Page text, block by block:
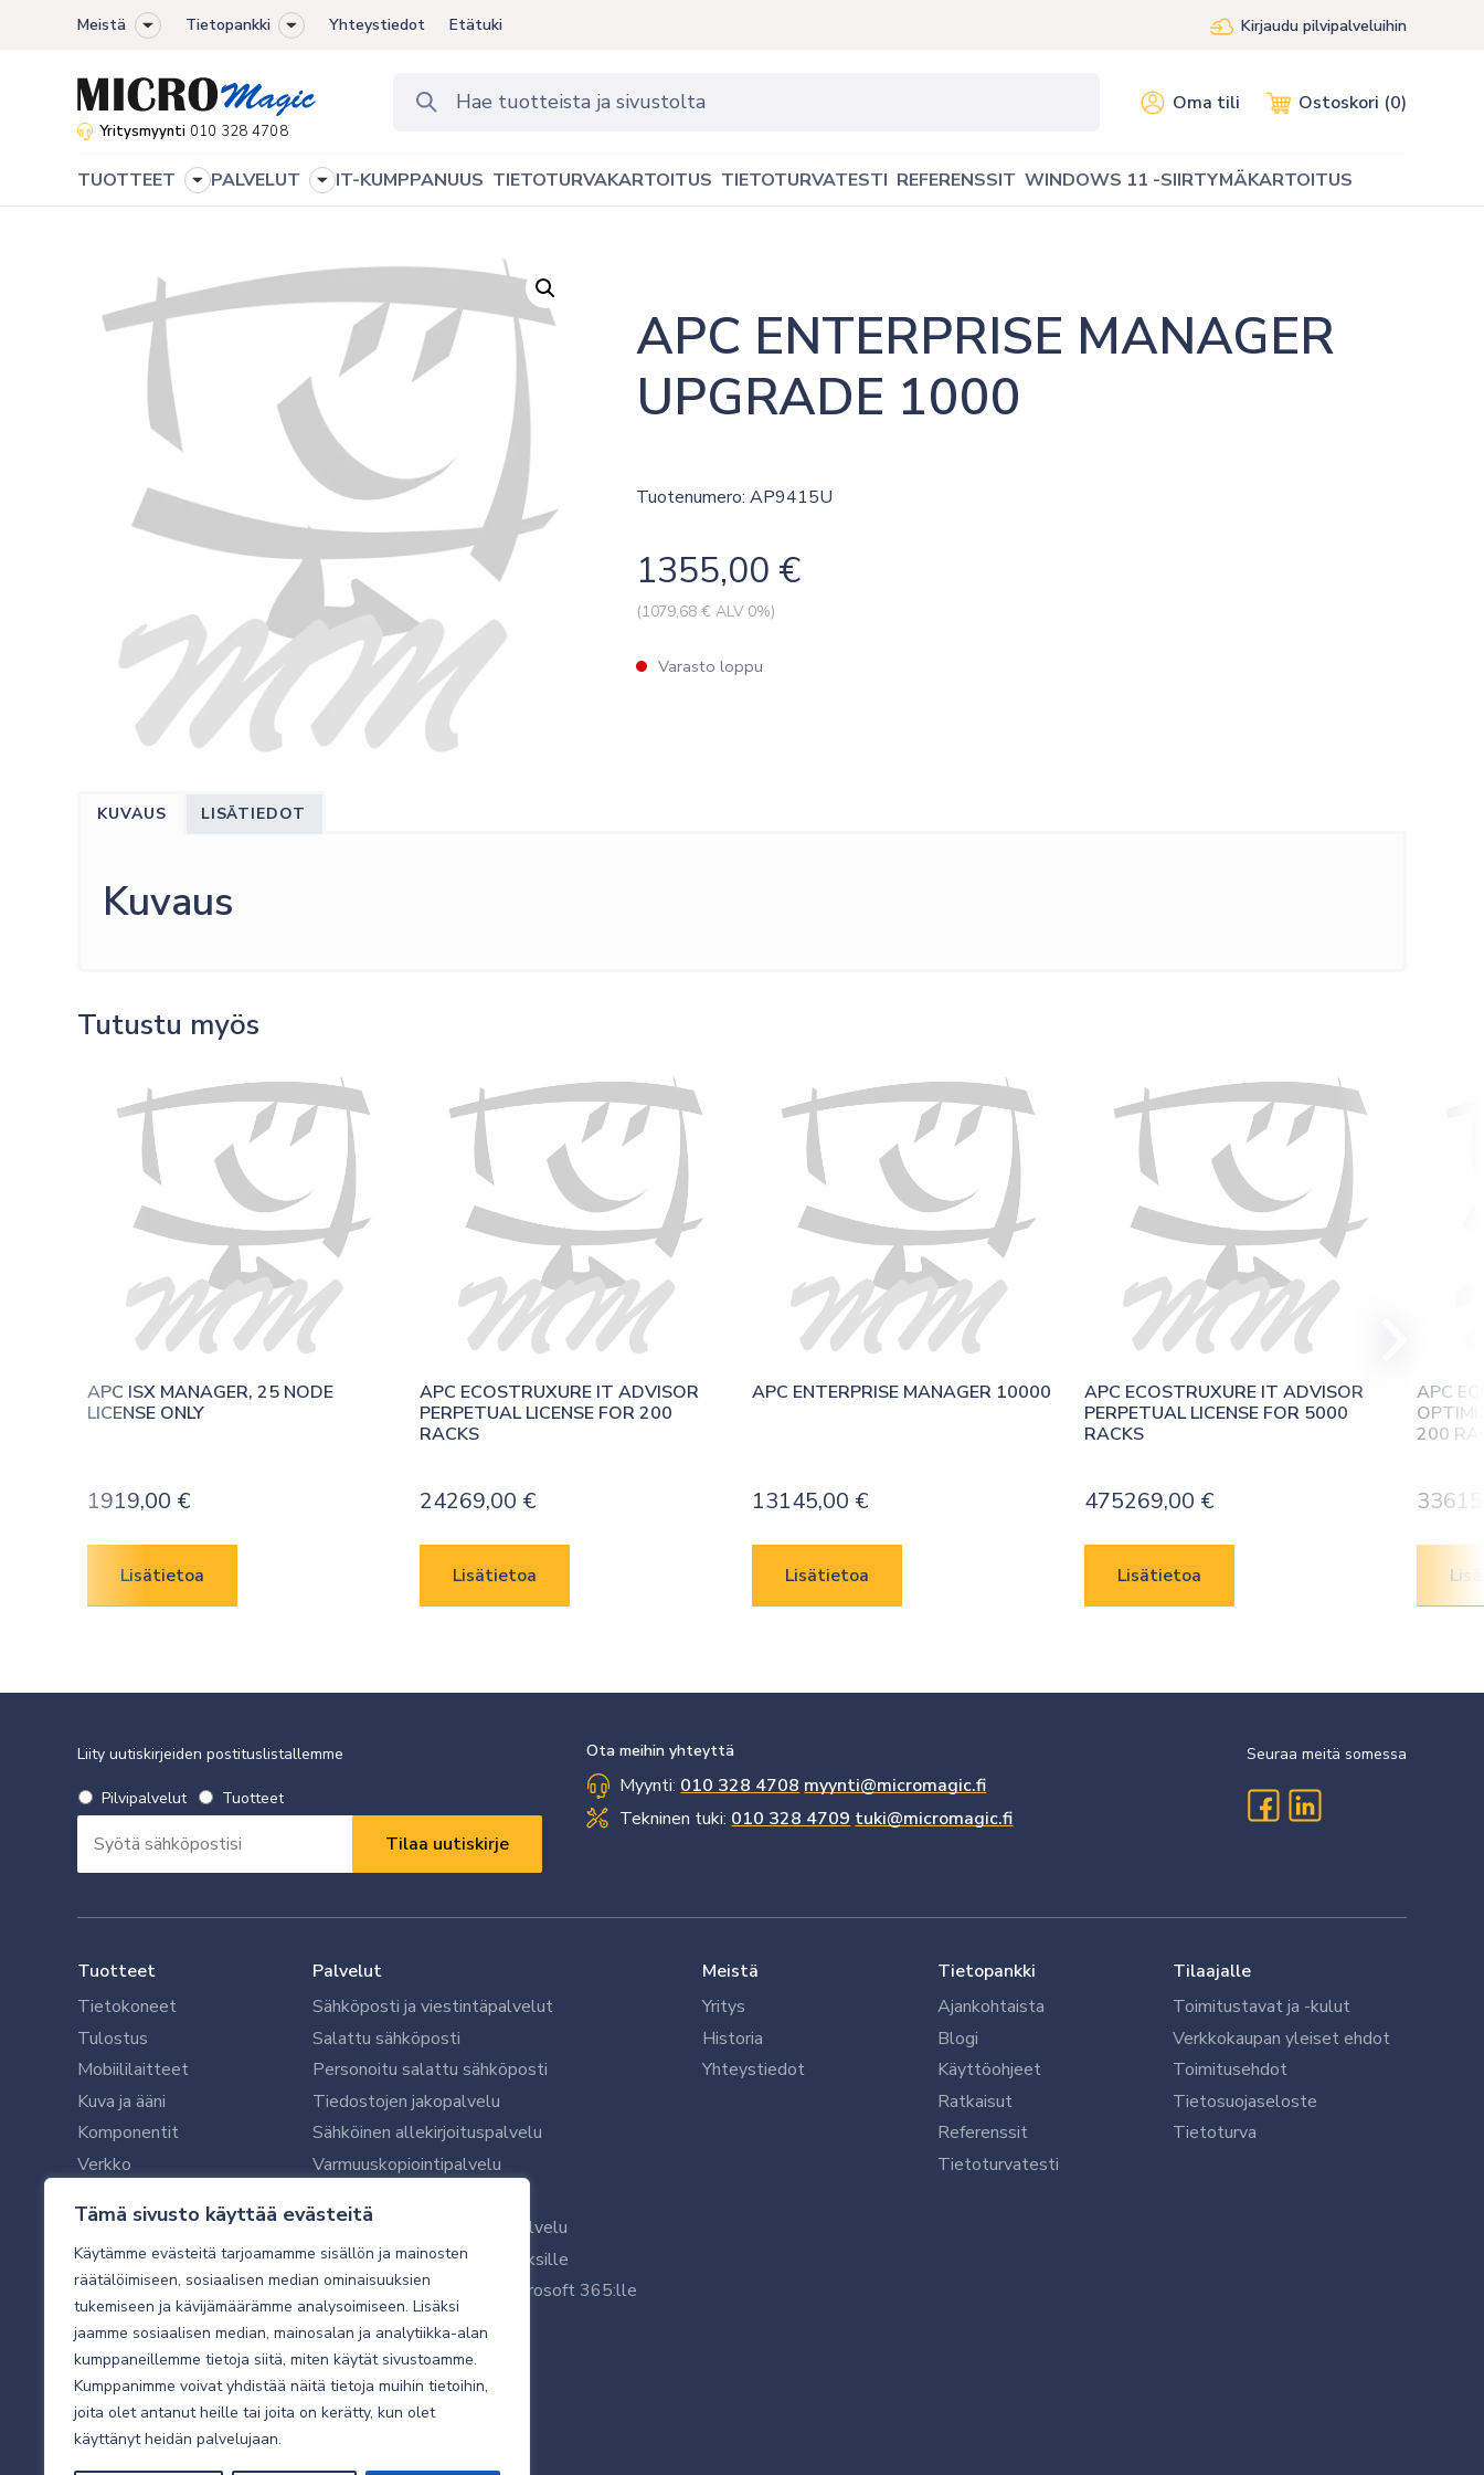
Tämä sivusto käyttää evästeitä
Käytämme evästeitä tarjoamamme sisällön ja mainosten
räätälöimiseen, sosiaalisen median ominaisuuksien
tukemiseen ja kävijämäärämme analysoimiseen. Lisäksi
jaamme sosiaalisen median, mainosalan ja analytiikka-alan
kumppaneillemme tietoja siitä, miten käytät sivustoamme.
Kumppanimme voivat yhdistää näitä tietoja muihin tietoihin,
joita olet antanut heille tai joita on kerätty, kun olet
käyttänyt heidän palvelujaan.
Meistä
Toggle
menu
Tietopankki
Toggle
menu
Yhteystiedot Etätuki Kirjaudu pilvipalveluihin
Yritysmyynti 010 328 4708
Oma tili Ostoskori (0)
TUOTTEET
Toggle
PALVELUT
Toggle
IT-KUMPPANUUS TIETOTURVAKARTOITUS TIETOTURVATESTI REFERENSSIT WINDOWS 11 -SIIRTYMÄKARTOITUS
APC ENTERPRISE MANAGER
UPGRADE 1000
Tuotenumero: AP9415U
1355,00 €
(1079,68€ ALV 0%)
Varasto loppu
KUVAUS LISÄTIEDOT
Kuvaus
Tutustu myös
APC ISX MANAGER, 25 NODE
LICENSE ONLY
1919,00 €
Lisätietoa
APC ECOSTRUXURE IT ADVISOR
PERPETUAL LICENSE FOR 200
RACKS
24269,00 €
Lisätietoa
APC ENTERPRISE MANAGER 10000
13145,00 €
Lisätietoa
APC ECOSTRUXURE IT ADVISOR
PERPETUAL LICENSE FOR 5000
RACKS
475269,00 €
Lisätietoa
APC
200
Liity uutiskirjeiden postituslistallemme
Valitse
uutiskirje
*
Vaaditaan
Pilvipalvelut Tuotteet
*
Vaaditaan
Ota meihin yhteyttä
Myynti: 010 328 4708 myynti@micromagic.fi
Tekninen tuki: 010 328 4709 tuki@micromagic.fi
Seuraa meitä somessa
Tuotteet
Tietokoneet
Tulostus
Mobiililaitteet
Kuva ja ääni
Komponentit
Verkko
Oheislaitteet
Palvelut
Sähköposti ja viestintäpalvelut
Salattu sähköposti
Personoitu salattu sähköposti
Tiedostojen jakopalvelu
Sähköinen allekirjoituspalvelu
Varmuuskopiointipalvelu
Microsoft 365 -varmistuspalvelu
WithSecure tietoturva yrityksille
WithSecuren tietoturva Microsoft 365:lle
Käyttäjätukipalvelu
Tietoturvakartoitus
Sähköpostikartoitus
Valvottu tietoturva 24/7
Meistä
Yritys
Historia
Yhteystiedot
Tietopankki
Ajankohtaista
Blogi
Käyttöohjeet
Ratkaisut
Referenssit
Tietoturvatesti
Tilaajalle
Toimitustavat ja -kulut
Verkkokaupan yleiset ehdot
Toimitusehdot
Tietosuojaseloste
Tietoturva